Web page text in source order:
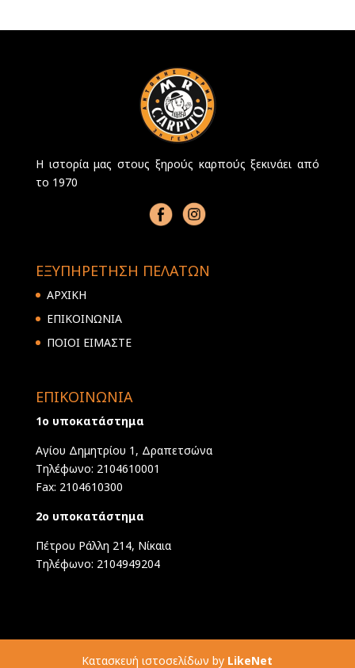
Η ιστορία μας στους ξηρούς καρπούς ξεκινάει από
το 1970
ΕΞΥΠΗΡΕΤΗΣΗ ΠΕΛΑΤΩΝ
ΑΡΧΙΚΗ
ΕΠΙΚΟΙΝΩΝΙΑ
ΠΟΙΟΙ ΕΙΜΑΣΤΕ
ΕΠΙΚΟΙΝΩΝΙΑ
1ο υποκατάστημα
Αγίου Δημητρίου 1, Δραπετσώνα
Τηλέφωνο: 2104610001
Fax: 2104610300
2ο υποκατάστημα
Πέτρου Ράλλη 214, Νίκαια
Τηλέφωνο: 2104949204
Κατασκευή ιστοσελίδων by LikeNet